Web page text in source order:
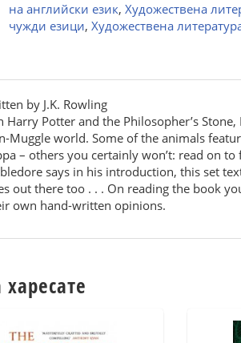
на английски език, Художествена
чужди езици, Художествена
by J.K. Rowling
Potter and the Philosopher’s
Muggle world. Some of the animals
– others you certainly won’t: read on
says in his introduction, this set
out there too . . . On reading the book
own hand-written opinions.